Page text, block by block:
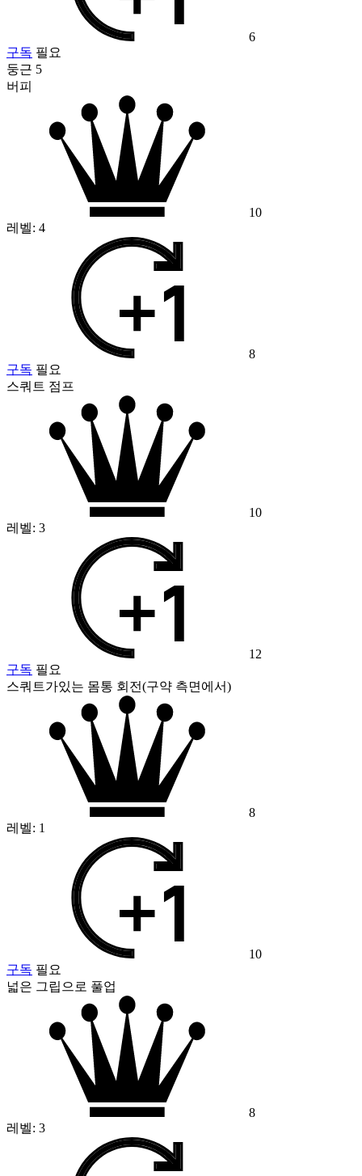
6
구독 필요
둥근 5
버피
10
레벨: 4
8
구독 필요
스쿼트 점프
10
레벨: 3
12
구독 필요
스쿼트가있는 몸통 회전(구약 측면에서)
8
레벨: 1
10
구독 필요
넓은 그립으로 풀업
8
레벨: 3